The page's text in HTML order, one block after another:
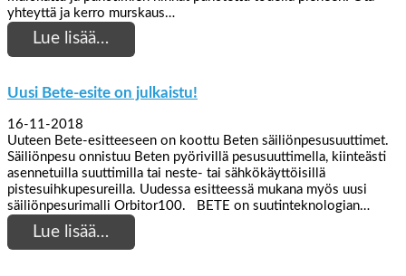
yhteyttä ja kerro murskaus…
Lue lisää…
Uusi Bete-esite on julkaistu!
16-11-2018
Uuteen Bete-esitteeseen on koottu Beten säiliönpesusuuttimet.
Säiliönpesu onnistuu Beten pyörivillä pesusuuttimella, kiinteästi
asennetuilla suuttimilla tai neste- tai sähkökäyttöisillä
pistesuihkupesureilla. Uudessa esitteessä mukana myös uusi
säiliönpesurimalli Orbitor100. BETE on suutinteknologian…
Lue lisää…